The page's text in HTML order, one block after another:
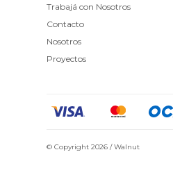
Trabajá con Nosotros
Contacto
Nosotros
Proyectos
© Copyright 2026 / Walnut